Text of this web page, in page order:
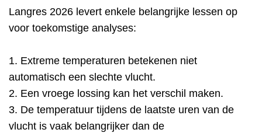
Langres 2026 levert enkele belangrijke lessen op
voor toekomstige analyses:
1. Extreme temperaturen betekenen niet
automatisch een slechte vlucht.
2. Een vroege lossing kan het verschil maken.
3. De temperatuur tijdens de laatste uren van de
vlucht is vaak belangrijker dan de